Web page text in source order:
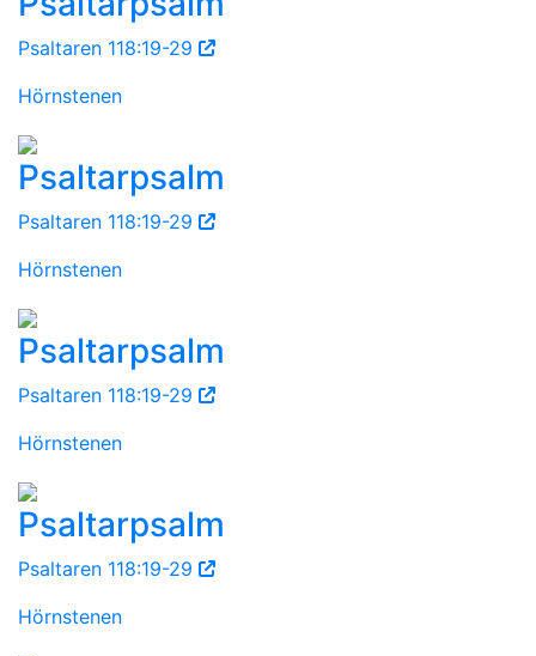
Psaltaren 118:19-29
Hörnstenen
Psaltarpsalm
Psaltaren 118:19-29
Hörnstenen
Psaltarpsalm
Psaltaren 118:19-29
Hörnstenen
Psaltarpsalm
Psaltaren 118:19-29
Hörnstenen